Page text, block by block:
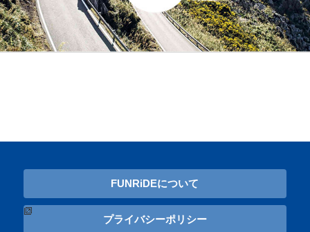
FUNRiDEについて
プライバシーポリシー